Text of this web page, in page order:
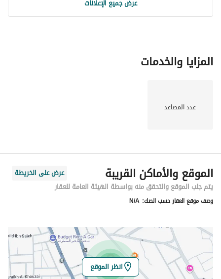
عرض جميع الإعلانات
المزايا والخدمات
عدد المصاعد
الموقع والأماكن القريبة
عرض على الخريطة
يتم جلب الموقع والتحقق منه بواسطة الهيئة العامة للعقار
وصف موقع العقار حسب الصك: N/A
انظر الموقع